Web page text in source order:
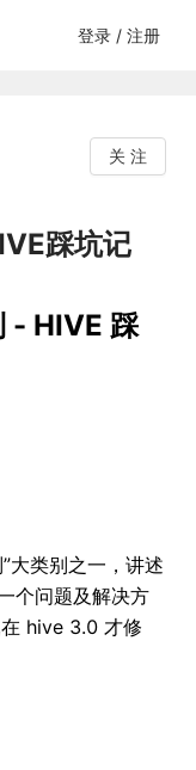
登录 / 注册
关 注
踩坑记
- HIVE 踩
大类别之一，讲述
个问题及解决方
hive 3.0 才修